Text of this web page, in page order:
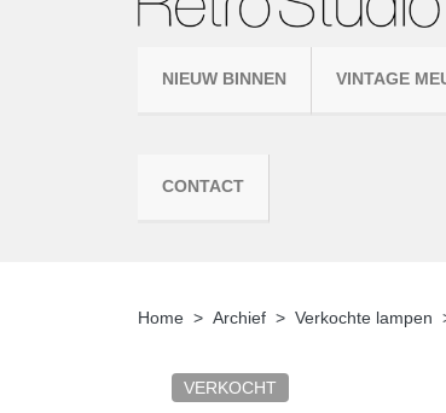
NIEUW BINNEN VINTAGE
CONTACT
Home Archief Verkochte lampen
VERKOCHT